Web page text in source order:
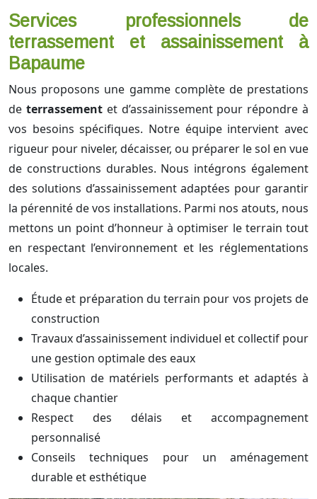
Services professionnels de
terrassement et assainissement à
Bapaume
Nous proposons une gamme complète de prestations
de terrassementet d’assainissement pour répondre à
vos besoins spécifiques. Notre équipe intervient avec
rigueur pour niveler, décaisser, ou préparer le sol en vue
de constructions durables. Nous intégrons également
des solutions d’assainissement adaptées pour garantir
la pérennité de vos installations. Parmi nos atouts, nous
mettons un point d’honneur à optimiser le terrain tout
en respectant l’environnement et les réglementations
locales.
Étude et préparation du terrain pour vos projets de
construction
Travaux d’assainissement individuel et collectif pour
une gestion optimale des eaux
Utilisation de matériels performants et adaptés à
chaque chantier
Respect des délais et accompagnement
personnalisé
Conseils techniques pour un aménagement
durable et esthétique